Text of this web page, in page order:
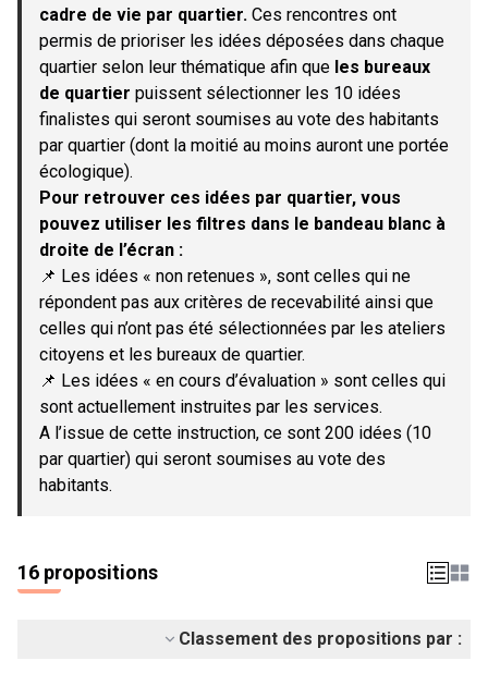
cadre de vie par quartier. Ces rencontres ont
permis de prioriser les idées déposées dans chaque
quartier selon leur thématique afin que les bureaux
de quartier puissent sélectionner les 10 idées
finalistes qui seront soumises au vote des habitants
par quartier (dont la moitié au moins auront une portée
écologique).
Pour retrouver ces idées par quartier, vous
pouvez utiliser les filtres dans le bandeau blanc à
droite de l’écran :
📌 Les idées « non retenues », sont celles qui ne
répondent pas aux critères de recevabilité ainsi que
celles qui n’ont pas été sélectionnées par les ateliers
citoyens et les bureaux de quartier.
📌 Les idées « en cours d’évaluation » sont celles qui
sont actuellement instruites par les services.
A l’issue de cette instruction, ce sont 200 idées (10
par quartier) qui seront soumises au vote des
habitants.
16 propositions
Classement des propositions par :